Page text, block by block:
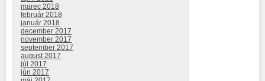
marec 2018
február 2018
január 2018
december 2017
november 2017
september 2017
august 2017
júl 2017
jún 2017